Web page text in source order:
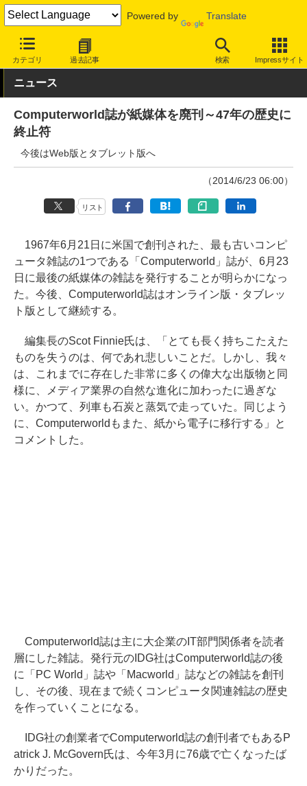
Powered by Translate
カテゴリ 過去記事 検索 Impressサイト
INTERNET Watch トピック
ニュース
Computerworld誌が紙媒体を廃刊～47年の歴史に
終止符
今後はWeb版とタブレット版へ
（2014/6/23 06:00）
リスト
1967年6月21日に米国で創刊された、最も古いコンピ
ュータ雑誌の1つである「Computerworld」誌が、6月23
日に最後の紙媒体の雑誌を発行することが明らかになっ
た。今後、Computerworld誌はオンライン版・タブレッ
ト版として継続する。
編集長のScot Finnie氏は、「とても長く持ちこたえた
ものを失うのは、何であれ悲しいことだ。しかし、我々
は、これまでに存在した非常に多くの偉大な出版物と同
様に、メディア業界の自然な進化に加わったに過ぎな
い。かつて、列車も石炭と蒸気で走っていた。同じよう
に、Computerworldもまた、紙から電子に移行する」と
コメントした。
Computerworld誌は主に大企業のIT部門関係者を読者
層にした雑誌。発行元のIDG社はComputerworld誌の後
に「PC World」誌や「Macworld」誌などの雑誌を創刊
し、その後、現在まで続くコンピュータ関連雑誌の歴史
を作っていくことになる。
IDG社の創業者でComputerworld誌の創刊者でもあるP
atrick J. McGovern氏は、今年3月に76歳で亡くなったば
かりだった。